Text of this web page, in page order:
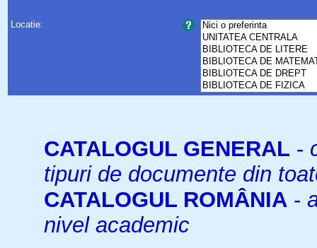
Locatie:
CATALOGUL GENERAL -
tipuri de documente din
CATALOGUL ROMÂNIA -
nivel academic